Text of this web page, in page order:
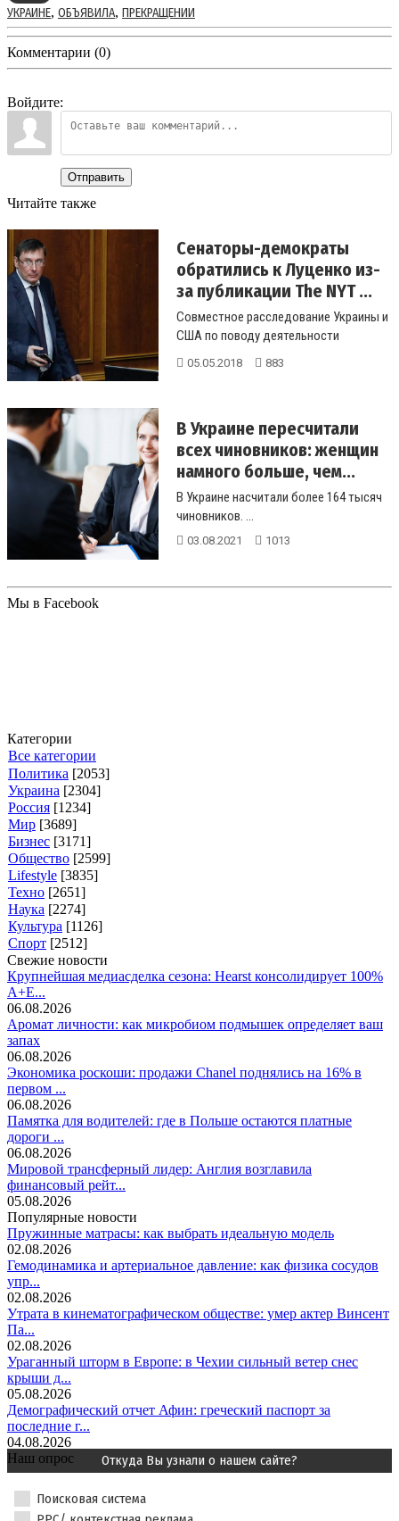
УКРАИНЕ, ОБЪЯВИЛА, ПРЕКРАЩЕНИИ
Комментарии (0)
Войдите:
Отправить
Читайте также
Сенаторы-демократы
обратились к Луценко из-
за публикации The NYT ...
Совместное расследование Украины и
США по поводу деятельности
политтехнолога Пола Манафорта
05.05.2018 883
В Украине пересчитали
всех чиновников: женщин
намного больше, чем...
В Украине насчитали более 164 тысяч
чиновников. ...
03.08.2021 1013
Мы в Facebook
Категории
Все категории
Политика [2053]
Украина [2304]
Россия [1234]
Мир [3689]
Бизнес [3171]
Общество [2599]
Lifestyle [3835]
Техно [2651]
Наука [2274]
Культура [1126]
Спорт [2512]
Свежие новости
Крупнейшая медиасделка сезона: Hearst консолидирует 100%
A+E...
06.08.2026
Аромат личности: как микробиом подмышек определяет ваш
запах
06.08.2026
Экономика роскоши: продажи Chanel поднялись на 16% в
первом ...
06.08.2026
Памятка для водителей: где в Польше остаются платные
дороги ...
06.08.2026
Мировой трансферный лидер: Англия возглавила
финансовый рейт...
05.08.2026
Популярные новости
Пружинные матрасы: как выбрать идеальную модель
02.08.2026
Гемодинамика и артериальное давление: как физика сосудов
упр...
02.08.2026
Утрата в кинематографическом обществе: умер актер Винсент
Па...
02.08.2026
Ураганный шторм в Европе: в Чехии сильный ветер снес
крыши д...
05.08.2026
Демографический отчет Афин: греческий паспорт за
последние г...
04.08.2026
Наш опрос
Откуда Вы узнали о нашем сайте?
Поисковая система